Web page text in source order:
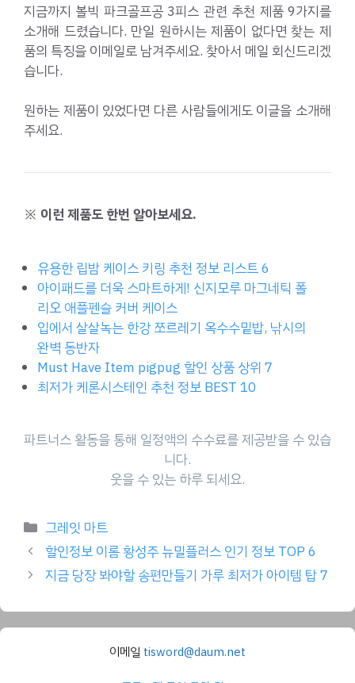
지금까지 볼빅 파크골프공 3피스 관련 추천 제품 9가지를
소개해 드렸습니다. 만일 원하시는 제품이 없다면 찾는 제
품의 특징을 이메일로 남겨주세요. 찾아서 메일 회신드리겠
습니다.
원하는 제품이 있었다면 다른 사람들에게도 이글을 소개해
주세요.
※ 이런 제품도 한번 알아보세요.
유용한 립밤 케이스 키링 추천 정보 리스트 6
아이패드를 더욱 스마트하게! 신지모루 마그네틱 폴
리오 애플펜슬 커버 케이스
입에서 살살녹는 한강 쪼르레기 옥수수밑밥, 낚시의
완벽 동반자
Must Have Item pigpug 할인 상품 상위 7
최저가 케론시스테인 추천 정보 BEST 10
파트너스 활동을 통해 일정액의 수수료를 제공받을 수 있습
니다.
웃을 수 있는 하루 되세요.
Categories
그레잇 마트
할인정보 이롬 황성주 뉴밀플러스 인기 정보 TOP 6
지금 당장 봐야할 송편만들기 가루 최저가 아이템 탑 7
이메일 tisword@daum.net